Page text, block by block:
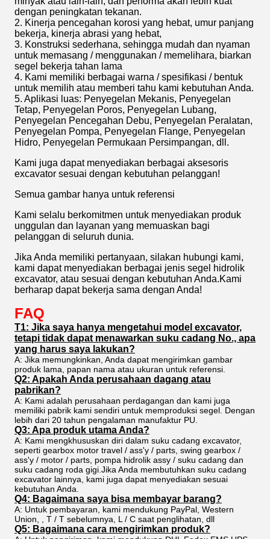
dengan peningkatan tekanan.
2. Kinerja pencegahan korosi yang hebat, umur panjang
bekerja, kinerja abrasi yang hebat,
3. Konstruksi sederhana, sehingga mudah dan nyaman
untuk memasang / menggunakan / memelihara, biarkan
segel bekerja tahan lama
4. Kami memiliki berbagai warna / spesifikasi / bentuk
untuk memilih atau memberi tahu kami kebutuhan Anda.
5. Aplikasi luas: Penyegelan Mekanis, Penyegelan
Tetap, Penyegelan Poros, Penyegelan Lubang,
Penyegelan Pencegahan Debu, Penyegelan Peralatan,
Penyegelan Pompa, Penyegelan Flange, Penyegelan
Hidro, Penyegelan Permukaan Persimpangan, dll.
Kami juga dapat menyediakan berbagai aksesoris
excavator sesuai dengan kebutuhan pelanggan!
Semua gambar hanya untuk referensi
Kami selalu berkomitmen untuk menyediakan produk
unggulan dan layanan yang memuaskan bagi
pelanggan di seluruh dunia.
Jika Anda memiliki pertanyaan, silakan hubungi kami,
kami dapat menyediakan berbagai jenis segel hidrolik
excavator, atau sesuai dengan kebutuhan Anda.Kami
berharap dapat bekerja sama dengan Anda!
FAQ
T1: Jika saya hanya mengetahui model excavator,
tetapi tidak dapat menawarkan suku cadang No., apa
yang harus saya lakukan?
A: Jika memungkinkan, Anda dapat mengirimkan gambar
produk lama, papan nama atau ukuran untuk referensi.
Q2: Apakah Anda perusahaan dagang atau
pabrikan?
A: Kami adalah perusahaan perdagangan dan kami juga
memiliki pabrik kami sendiri untuk memproduksi segel. Dengan
lebih dari 20 tahun pengalaman manufaktur PU.
Q3: Apa produk utama Anda?
A: Kami mengkhususkan diri dalam suku cadang excavator,
seperti gearbox motor travel / ass'y / parts, swing gearbox /
ass'y / motor / parts, pompa hidrolik assy / suku cadang dan
suku cadang roda gigi.Jika Anda membutuhkan suku cadang
excavator lainnya, kami juga dapat menyediakan sesuai
kebutuhan Anda.
Q4: Bagaimana saya bisa membayar barang?
A: Untuk pembayaran, kami mendukung PayPal, Western
Union, , T / T sebelumnya, L / C saat penglihatan, dll
Q5: Bagaimana cara mengirimkan produk?